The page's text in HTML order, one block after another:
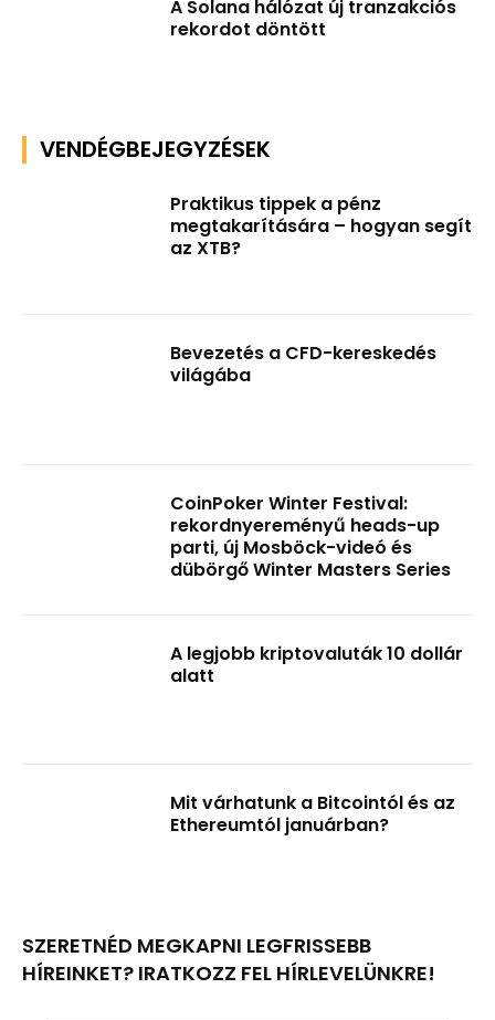
A Solana hálózat új tranzakciós
rekordot döntött
VENDÉGBEJEGYZÉSEK
Praktikus tippek a pénz
megtakarítására – hogyan segít
az XTB?
Bevezetés a CFD-kereskedés
világába
CoinPoker Winter Festival:
rekordnyereményű heads-up
parti, új Mosböck-videó és
dübörgő Winter Masters Series
A legjobb kriptovaluták 10 dollár
alatt
Mit várhatunk a Bitcointól és az
Ethereumtól januárban?
SZERETNÉD MEGKAPNI LEGFRISSEBB
HÍREINKET? IRATKOZZ FEL HÍRLEVELÜNKRE!